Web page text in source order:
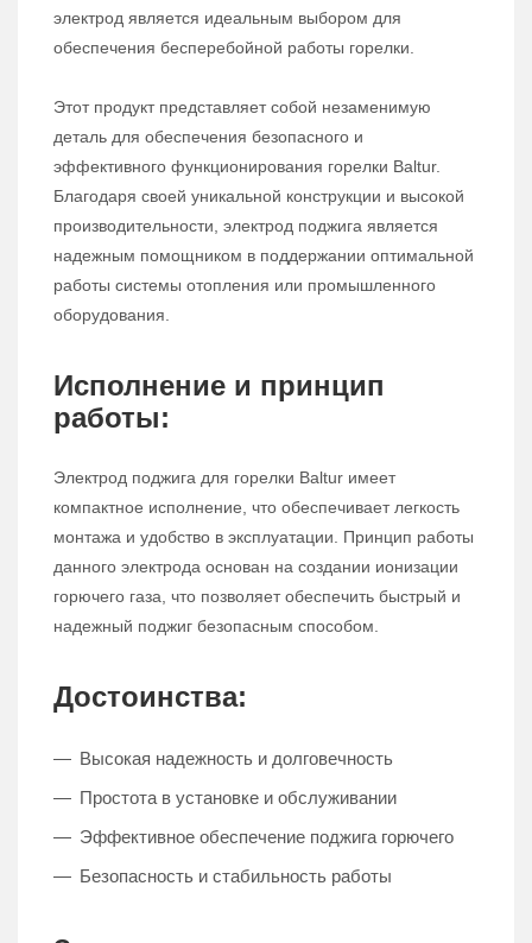
электрод является идеальным выбором для
обеспечения бесперебойной работы горелки.
Этот продукт представляет собой незаменимую
деталь для обеспечения безопасного и
эффективного функционирования горелки Baltur.
Благодаря своей уникальной конструкции и высокой
производительности, электрод поджига является
надежным помощником в поддержании оптимальной
работы системы отопления или промышленного
оборудования.
Исполнение и принцип
работы:
Электрод поджига для горелки Baltur имеет
компактное исполнение, что обеспечивает легкость
монтажа и удобство в эксплуатации. Принцип работы
данного электрода основан на создании ионизации
горючего газа, что позволяет обеспечить быстрый и
надежный поджиг безопасным способом.
Достоинства:
Высокая надежность и долговечность
Простота в установке и обслуживании
Эффективное обеспечение поджига горючего
Безопасность и стабильность работы